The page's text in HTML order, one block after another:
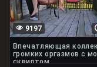
9197
Впечатляющая
громких оргазмов с
сквиртом